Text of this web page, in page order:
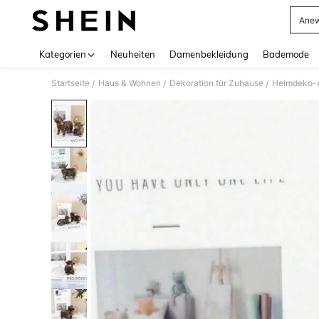
Kategorien Neuheiten Damenbekleidung Bademode
Startseite / Haus & Wohnen / Dekoration für Zuhause / Heimdeko-